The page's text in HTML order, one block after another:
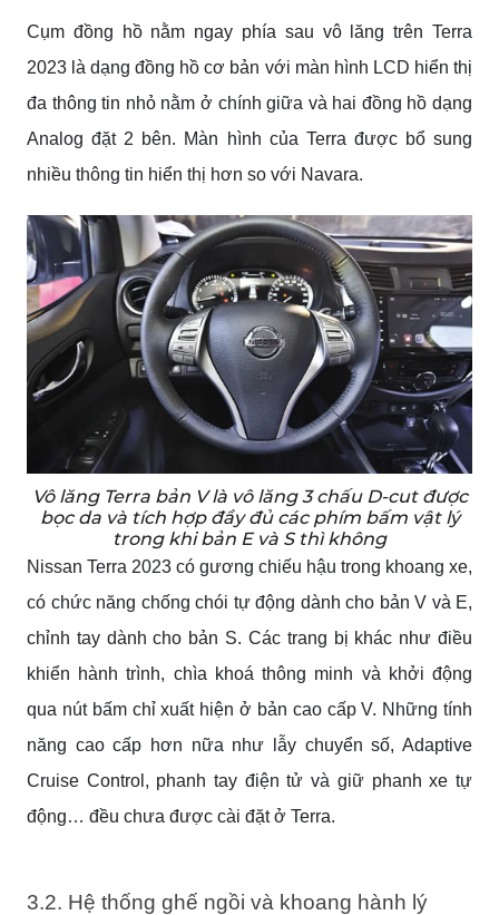
Cụm đồng hồ nằm ngay phía sau vô lăng trên Terra
2023 là dạng đồng hồ cơ bản với màn hình LCD hiển thị
đa thông tin nhỏ nằm ở chính giữa và hai đồng hồ dạng
Analog đặt 2 bên. Màn hình của Terra được bổ sung
nhiều thông tin hiển thị hơn so với Navara.
Vô lăng Terra bản V là vô lăng 3 chấu D-cut được
bọc da và tích hợp đầy đủ các phím bấm vật lý
trong khi bản E và S thì không
Nissan Terra 2023 có gương chiếu hậu trong khoang xe,
có chức năng chống chói tự động dành cho bản V và E,
chỉnh tay dành cho bản S. Các trang bị khác như điều
khiển hành trình, chìa khoá thông minh và khởi động
qua nút bấm chỉ xuất hiện ở bản cao cấp V. Những tính
năng cao cấp hơn nữa như lẫy chuyển số, Adaptive
Cruise Control, phanh tay điện tử và giữ phanh xe tự
động… đều chưa được cài đặt ở Terra.
3.2. Hệ thống ghế ngồi và khoang hành lý